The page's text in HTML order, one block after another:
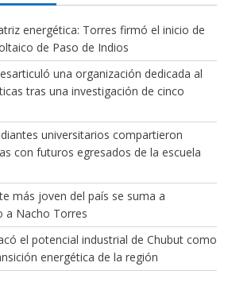
energética: Torres firmó el inicio de
de Paso de Indios
una organización dedicada al
tras una investigación de cinco
universitarios compartieron
con futuros egresados de la escuela
más joven del país se suma a
a Nacho Torres
el potencial industrial de Chubut como
energética de la región